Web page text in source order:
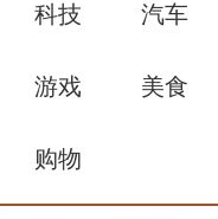
科技 汽车
游戏 美食
购物